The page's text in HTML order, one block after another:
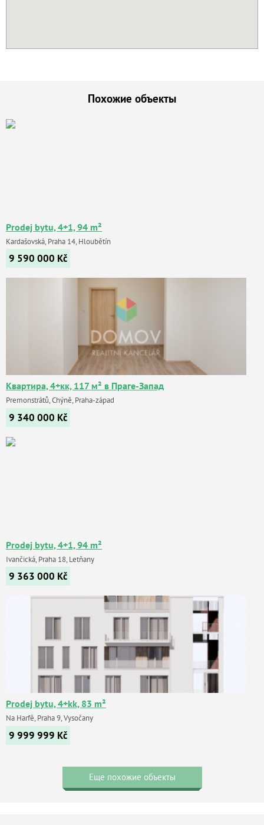
Похожие объекты
Prodej bytu, 4+1, 94 m²
Kardašovská, Praha 14, Hloubětín
9 590 000 Kč
Квартира, 4+кк, 117 м² в Праге-Запад
Premonstrátů, Chýně, Praha-západ
9 340 000 Kč
Prodej bytu, 4+1, 94 m²
Ivančická, Praha 18, Letňany
9 363 000 Kč
Prodej bytu, 4+kk, 83 m²
Na Harfě, Praha 9, Vysočany
9 999 999 Kč
Еще похожие объекты